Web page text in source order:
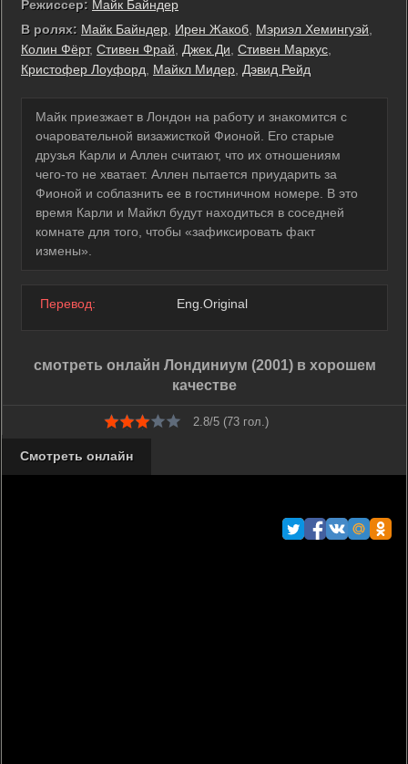
Режиссер: Майк Байндер
В ролях: Майк Байндер Ирен Жакоб Мэриэл Хемингуэй
Колин Фёрт, Стивен Фрай Джек Ди Стивен Маркус
Кристофер Лоуфорд
Майкл Мидер Дэвид Рейд
Майк приезжает в Лондон на работу и знакомится с
очаровательной визажисткой Фионой. Его старые
друзья Карли и Аллен считают, что их отношениям
чего-то не хватает. Аллен пытается приударить за
Фионой и соблазнить ее в гостиничном номере. В это
время Карли и Майкл будут находиться в соседней
комнате для того, чтобы «зафиксировать факт
измены».
Перевод: Eng.Original
смотреть онлайн Лондиниум (2001) в хорошем
качестве
2.8/5 (73 гол.)
Смотреть онлайн